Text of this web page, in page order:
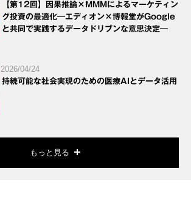
【第12回】因果推論×MMMによるマーケティン
グ投資の最適化―エディオン×博報堂がGoogle
と共同で実践するデータドリブンな意思決定―
2026/04/24
持続可能な社会実現のための医療AIとデータ活用
もっと見る